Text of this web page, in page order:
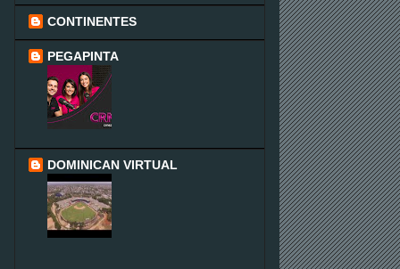
CONTINENTES
PEGAPINTA
DOMINICAN VIRTUAL